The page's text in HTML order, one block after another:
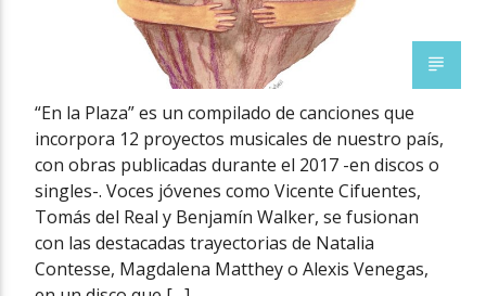
“En la Plaza” es un compilado de canciones que
incorpora 12 proyectos musicales de nuestro país,
con obras publicadas durante el 2017 -en discos o
singles-. Voces jóvenes como Vicente Cifuentes,
Tomás del Real y Benjamín Walker, se fusionan
con las destacadas trayectorias de Natalia
Contesse, Magdalena Matthey o Alexis Venegas,